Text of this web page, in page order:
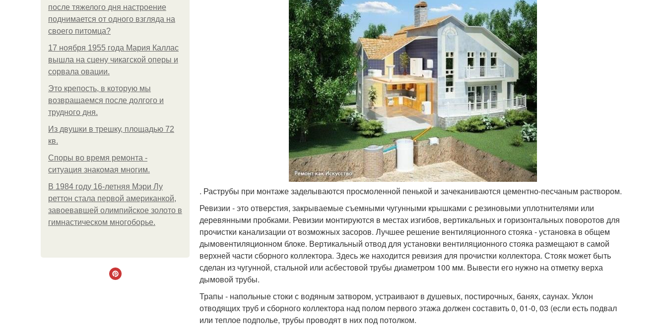
после тяжелого дня настроение
поднимается от одного взгляда на
своего питомца?
17 ноября 1955 года Мария Каллас
вышла на сцену чикагской оперы и
сорвала овации.
Это крепость, в которую мы
возвращаемся после долгого и
трудного дня.
Из двушки в трешку, площадью 72
кв.
Споры во время ремонта -
ситуация знакомая многим.
В 1984 году 16-летняя Мэри Лу
реттон стала первой американкой,
завоевавшей олимпийское золото в
гимнастическом многоборье.
. Раструбы при монтаже заделываются просмоленной пенькой и зачеканиваются цементно-песчаным раствором.
Ревизии - это отверстия, закрываемые съемными чугунными крышками с резиновыми уплотнителями или
деревянными пробками. Ревизии монтируются в местах изгибов, вертикальных и горизонтальных поворотов для
прочистки канализации от возможных засоров. Лучшее решение вентиляционного стояка - установка в общем
дымовентиляционном блоке. Вертикальный отвод для установки вентиляционного стояка размещают в самой
верхней части сборного коллектора. Здесь же находится ревизия для прочистки коллектора. Стояк может быть
сделан из чугунной, стальной или асбестовой трубы диаметром 100 мм. Вывести его нужно на отметку верха
дымовой трубы.
Трапы - напольные стоки с водяным затвором, устраивают в душевых, постирочных, банях, саунах. Уклон
отводящих труб и сборного коллектора над полом первого этажа должен составить 0, 01-0, 03 (если есть подвал
или теплое подполье, трубы проводят в них под потолком.